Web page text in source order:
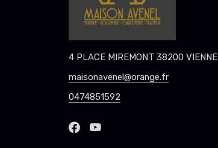
4 PLACE MIREMONT 38200 VIENNE
maisonavenel@orange.fr
0474851592